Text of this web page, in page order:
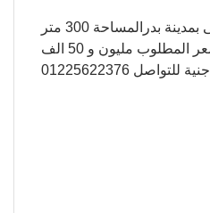
مصنع للبيع نشاط غذائى بمدينة بدرالمساحة 300 متر
مربع كامل المرافق السعر المطلوب مليون و 50 الف
جنية للتواصل 01225622376